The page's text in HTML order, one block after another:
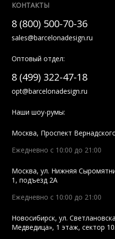
КОНТАКТЫ
8 (800) 500-70-36
sales@barcelonadesign.ru
Оптовый отдел:
8 (499) 322-47-18
opt@barcelonadesign.ru
Наши шоу-румы:
Москва, Проспект
Ежедневно с 10:00 до 21:00
Москва, ул. Нижняя
1, подъезд 2A
Ежедневно с 10:00 до 21:00
Новосибирск, ул.
Медведица», 1 этаж, сектор 10.